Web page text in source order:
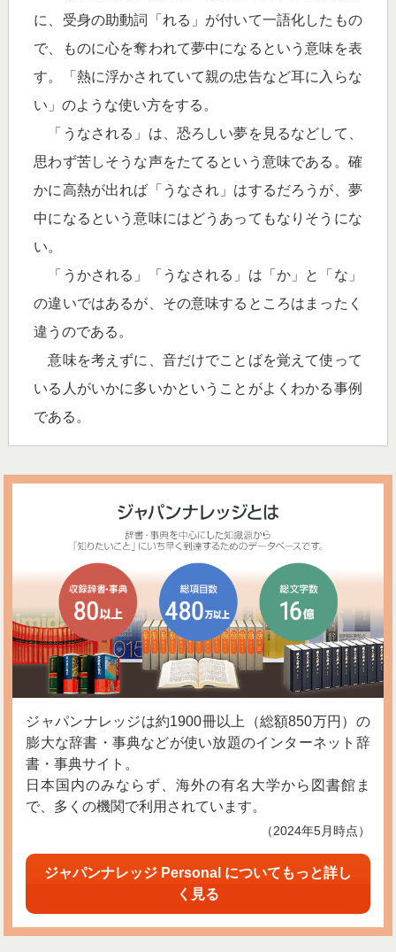
に、受身の助動詞「れる」が付いて一語化したもの
で、ものに心を奪われて夢中になるという意味を表
す。「熱に浮かされていて親の忠告など耳に入らな
い」のような使い方をする。
「うなされる」は、恐ろしい夢を見るなどして、
思わず苦しそうな声をたてるという意味である。確
かに高熱が出れば「うなされ」はするだろうが、夢
中になるという意味にはどうあってもなりそうにな
い。
「うかされる」「うなされる」は「か」と「な」
の違いではあるが、その意味するところはまったく
違うのである。
意味を考えずに、音だけでことばを覚えて使って
いる人がいかに多いかということがよくわかる事例
である。
ジャパンナレッジは約1900冊以上（総額850万円）の
膨大な辞書・事典などが使い放題のインターネット辞
書・事典サイト。
日本国内のみならず、海外の有名大学から図書館ま
で、多くの機関で利用されています。
（2024年5月時点）
ジャパンナレッジ Personal についてもっと詳し
く見る